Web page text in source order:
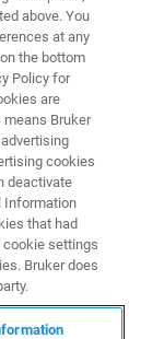
생명 과학 연
기적인 발견
응용 프로그
above. You
at any
the bottom
Policy for
are
means Bruker
cookies
deactivate
Information
that had
cookie settings
Bruker does